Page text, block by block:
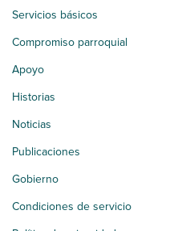
Servicios básicos
Compromiso parroquial
Apoyo
Historias
Noticias
Publicaciones
Gobierno
Condiciones de servicio